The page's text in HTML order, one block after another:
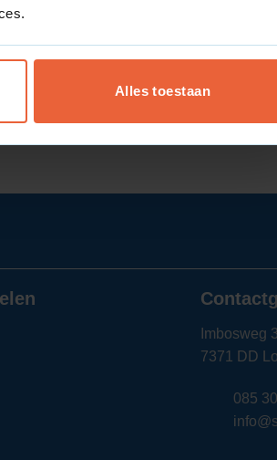
Alles toestaan
Imbosweg
7371 DD
085